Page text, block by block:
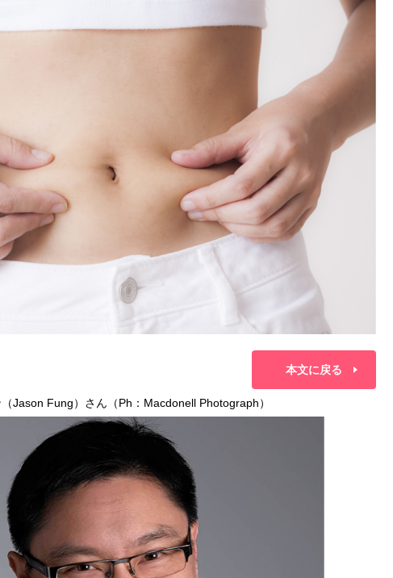
本文に戻る
Jason Fung）さん（Ph：Macdonell Photograph）